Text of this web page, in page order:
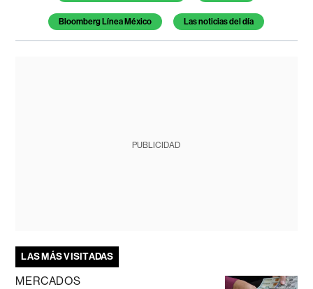
Bloomberg Línea México Las noticias del día
PUBLICIDAD
LAS MÁS VISITADAS
MERCADOS